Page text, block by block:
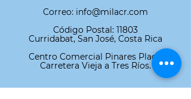
Correo: info@milacr.com
Código Postal: 11803
Curridabat, San José, Costa Rica
Centro Comercial Pinares Place,
Carretera Vieja a Tres Ríos.